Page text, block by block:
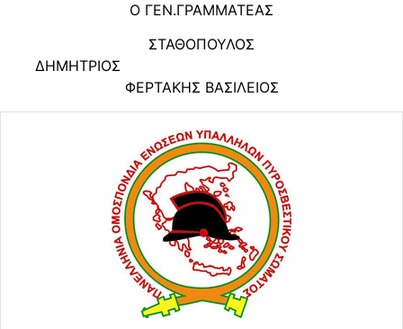
Ο ΓΕΝ.ΓΡΑΜΜΑΤΕΑΣ
ΣΤΑΘΟΠΟΥΛΟΣ
ΔΗΜΗΤΡΙΟΣ
ΦΕΡΤΑΚΗΣ ΒΑΣΙΛΕΙΟΣ